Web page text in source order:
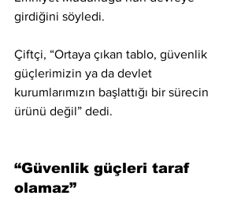
girdiğini söyledi.
Çiftçi, “Ortaya çıkan tablo, güvenlik
güçlerimizin ya da devlet
kurumlarımızın başlattığı bir sürecin
ürünü değil” dedi.
“Güvenlik güçleri taraf
olamaz”